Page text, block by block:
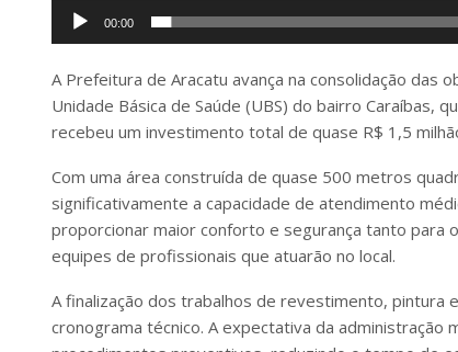
00:00
A Prefeitura de Aracatu avança na consolidação das
Unidade Básica de Saúde (UBS) do bairro Caraíbas,
recebeu um investimento total de quase R$ 1,5
Com uma área construída de quase 500 metros
significativamente a capacidade de atendimento
proporcionar maior conforto e segurança tanto para
equipes de profissionais que atuarão no local.
A finalização dos trabalhos de revestimento, pintura
cronograma técnico. A expectativa da